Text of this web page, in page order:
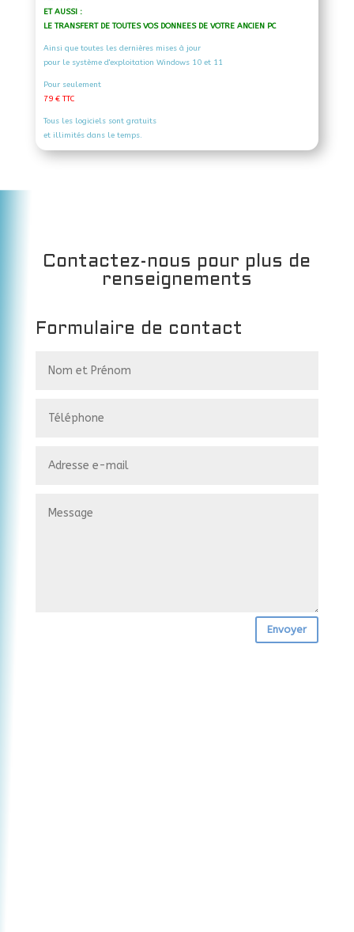
ET AUSSI :
LE TRANSFERT DE TOUTES VOS DONNEES DE VOTRE ANCIEN PC
Ainsi que toutes les dernières mises à jour
pour le système d'exploitation Windows 10 et 11
Pour seulement
79 € TTC
Tous les logiciels sont gratuits
et illimités dans le temps.
Contactez-nous pour plus de
renseignements
Formulaire de contact
Envoyer